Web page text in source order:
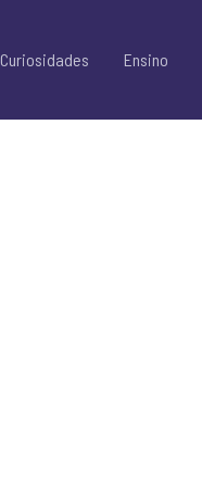
Curiosidades Ensino